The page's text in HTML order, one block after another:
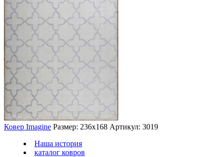
Ковер Imagine Размер: 236х168 Артикул: 3019
Наша история
каталог ковров